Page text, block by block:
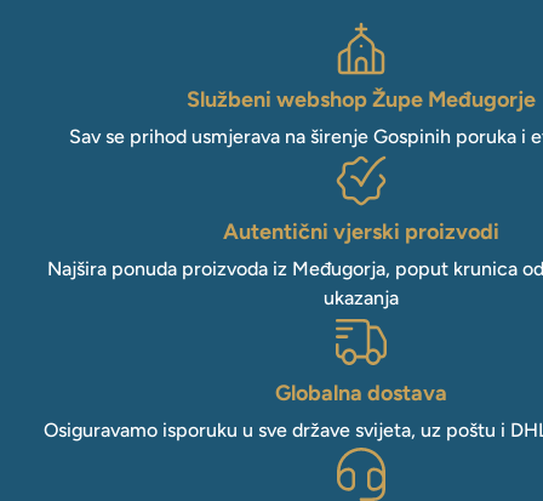
Službeni webshop Župe Međugorje
Sav se prihod usmjerava na širenje Gospinih poruka i
Autentični vjerski proizvodi
Najšira ponuda proizvoda iz Međugorja, poput krunica
ukazanja
Globalna dostava
Osiguravamo isporuku u sve države svijeta, uz poštu i